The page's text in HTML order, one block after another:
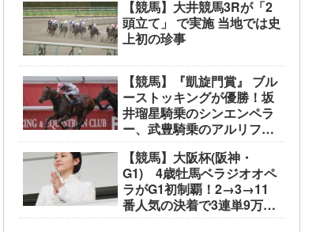
【競馬】大井競馬3Rが「2
頭立て」 で実施 当地では史
上初の珍事
【競馬】『凱旋門賞』 ブル
ーストッキングが優勝！坂
井瑠星騎乗のシンエンペラ
ー、武豊騎乗のアルリファ
【競馬】大阪杯(阪神・
G1) 4歳牡馬ベラジオオペ
ラがG1初制覇！2→3→11
番人気の決着で3連単9万